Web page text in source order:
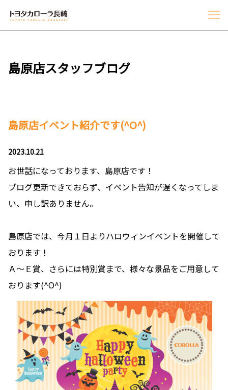
島原店スタッフブログ
島原店イベント紹介です(^O^)
2023.10.21
お世話になっております、島原店です！
ブログ更新できておらず、イベント告知が遅くなってしま
い、申し訳ありません。
島原店では、今月１日よりハロウィンイベントを開催して
おります！
Ａ～Ｅ賞、さらには特別賞まで、様々な景品をご用意して
おります(^O^)